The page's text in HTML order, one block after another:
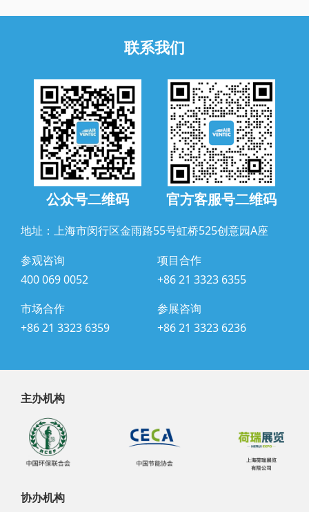
联系我们
公众号二维码 官方客服号二维码
地址：上海市闵行区金雨路55号虹桥525创意园A座
参观咨询
400 069 0052
项目合作
+86 21 3323 6355
市场合作
+86 21 3323 6359
参展咨询
+86 21 3323 6236
主办机构
协办机构